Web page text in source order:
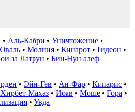
• Аль-Кабри • Уничтожение •
• Молния • Кинарот • Гидеон •
за Латрун • Бин-Нун алеф
• Эйн-Гев • Ан-Фар • Кипарис •
Хирбет-Махаз • Иоав • Моше • Гора •
• Увда